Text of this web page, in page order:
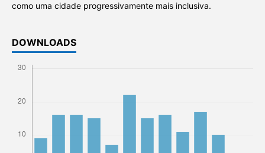
como uma cidade progressivamente mais inclusiva.
DOWNLOADS